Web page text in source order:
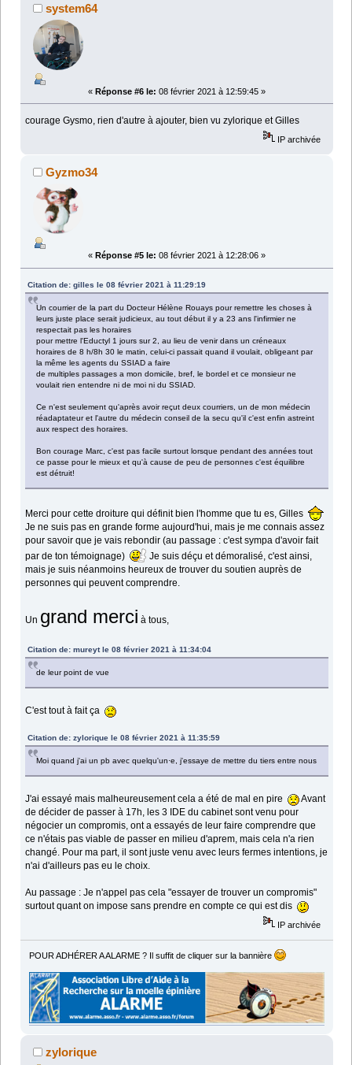
system64
« Réponse #6 le: 08 février 2021 à 12:59:45 »
courage Gysmo, rien d'autre à ajouter, bien vu zylorique et Gilles
IP archivée
Gyzmo34
« Réponse #5 le: 08 février 2021 à 12:28:06 »
Citation de: gilles le 08 février 2021 à 11:29:19
Un courrier de la part du Docteur Hélène Rouays pour remettre les choses à
leurs juste place serait judicieux, au tout début il y a 23 ans l'infirmier ne
respectait pas les horaires
pour mettre l'Eductyl 1 jours sur 2, au lieu de venir dans un créneaux
horaires de 8 h/8h 30 le matin, celui-ci passait quand il voulait, obligeant par
la même les agents du SSIAD a faire
de multiples passages a mon domicile, bref, le bordel et ce monsieur ne
voulait rien entendre ni de moi ni du SSIAD.
Ce n'est seulement qu'après avoir reçut deux courriers, un de mon médecin
réadaptateur et l'autre du médecin conseil de la secu qu'il c'est enfin astreint
aux respect des horaires.
Bon courage Marc, c'est pas facile surtout lorsque pendant des années tout
ce passe pour le mieux et qu'à cause de peu de personnes c'est équilibre
est détruit!
Merci pour cette droiture qui définit bien l'homme que tu es, Gilles
Je ne suis pas en grande forme aujourd'hui, mais je me connais assez
pour savoir que je vais rebondir (au passage : c'est sympa d'avoir fait
par de ton témoignage)
Je suis déçu et démoralisé, c'est ainsi,
mais je suis néanmoins heureux de trouver du soutien auprès de
personnes qui peuvent comprendre.
Un grand merci à tous,
Citation de: mureyt le 08 février 2021 à 11:34:04
de leur point de vue
C'est tout à fait ça
Citation de: zylorique le 08 février 2021 à 11:35:59
Moi quand j'ai un pb avec quelqu'un·e, j'essaye de mettre du tiers entre nous
J'ai essayé mais malheureusement cela a été de mal en pire
Avant
de décider de passer à 17h, les 3 IDE du cabinet sont venu pour
négocier un compromis, ont a essayés de leur faire comprendre que
ce n'étais pas viable de passer en milieu d'aprem, mais cela n'a rien
changé. Pour ma part, il sont juste venu avec leurs fermes intentions, je
n'ai d'ailleurs pas eu le choix.
Au passage : Je n'appel pas cela "essayer de trouver un compromis"
surtout quant on impose sans prendre en compte ce qui est dis
IP archivée
POUR ADHÉRER A ALARME ? Il suffit de cliquer sur la bannière
zylorique